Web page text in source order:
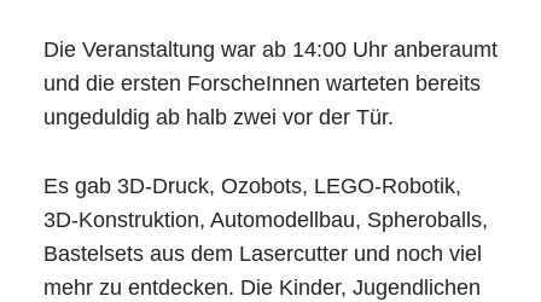
Die Veranstaltung war ab 14:00 Uhr anberaumt
und die ersten ForscheInnen warteten bereits
ungeduldig ab halb zwei vor der Tür.
Es gab 3D-Druck, Ozobots, LEGO-Robotik,
3D-Konstruktion, Automodellbau, Spheroballs,
Bastelsets aus dem Lasercutter und noch viel
mehr zu entdecken. Die Kinder, Jugendlichen